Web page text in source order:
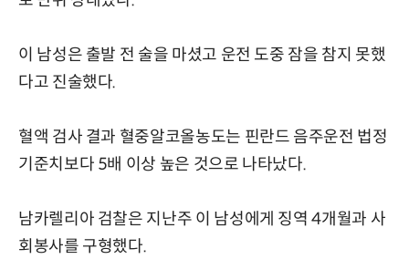
이 남성은 출발 전 술을 마셨고 운전 도중 잠을 참지 못했
다고 진술했다.
혈액 검사 결과 혈중알코올농도는 핀란드 음주운전 법정
기준치보다 5배 이상 높은 것으로 나타났다.
남카렐리아 검찰은 지난주 이 남성에게 징역 4개월과 사
회봉사를 구형했다.